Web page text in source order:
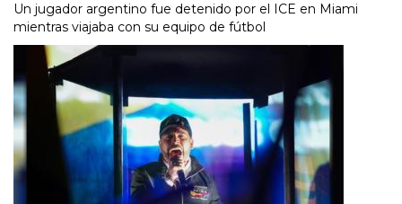
Un jugador argentino fue detenido por el ICE en Miami
mientras viajaba con su equipo de fútbol